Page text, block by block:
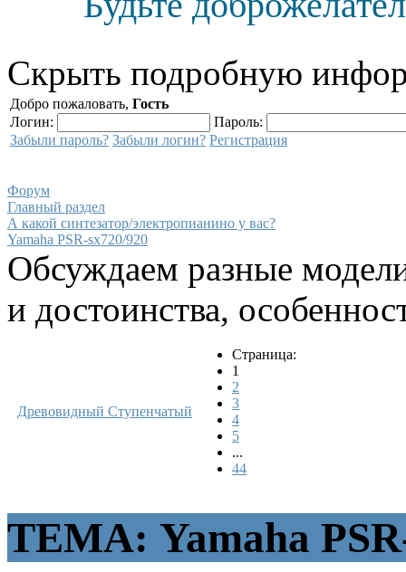
Скрыть подробную
Добро пожаловать, Гость
Логин:
Пароль:
Забыли пароль? Забыли логин? Регистрация
Форум
Главный раздел
А какой синтезатор/электропианино у вас?
Yamaha PSR-sx720/920
Обсуждаем разные
и достоинства,
Древовидный Ступенчатый
Страница:
1
2
3
4
5
...
44
ТЕМА: Yamaha